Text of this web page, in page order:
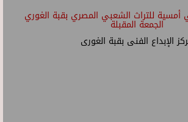
أمسية للتراث الشعبي المصري بقبة الغوري
الجمعة المقبلة
الإبداع الفنى بقبة الغورى